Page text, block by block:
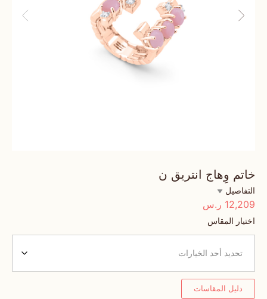
خاتم وِهاج انتريق ن
التفاصيل
12,209 ر.س
اختيار المقاس
دليل المقاسات